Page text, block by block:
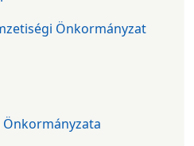
Önkormányzat
Önkormányzata